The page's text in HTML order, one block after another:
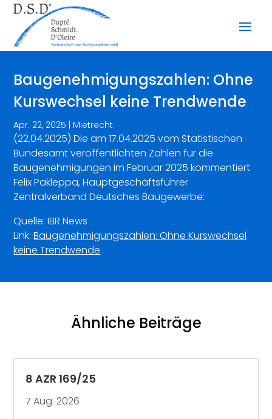
Baugenehmigungszahlen: Ohne
Kurswechsel keine Trendwende
Apr. 22, 2025 | Mietrecht
(22.04.2025) Die am 17.04.2025 vom Statistischen
Bundesamt veröffentlichten Zahlen für die
Baugenehmigungen im Februar 2025 kommentiert
Felix Pakleppa, Hauptgeschäftsführer
Zentralverband Deutsches Baugewerbe:
Quelle: IBR News
Link:Baugenehmigungszahlen: Ohne Kurswechsel
keine Trendwende
Ähnliche Beiträge
8 AZR 169/25
7 Aug. 2026